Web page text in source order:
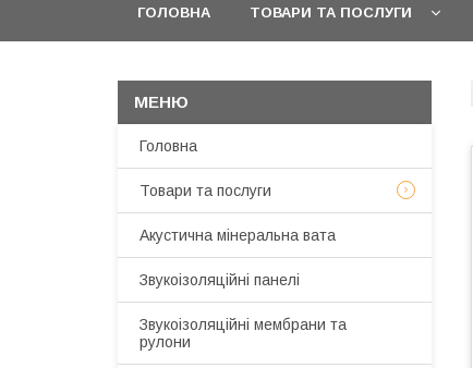
ГОЛОВНА ТОВАРИ ТА ПОСЛУГИ
Головна
Товари та послуги
Акустична мінеральна вата
Звукоізоляційні панелі
Звукоізоляційні мембрани та
рулони